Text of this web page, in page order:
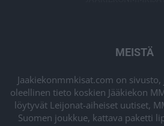
MEISTÄ
Jaakiekonmmkisat.com on
oleellinen tieto koskien Jääkiekon
löytyvät Leijonat-aiheiset uutiset,
Suomen joukkue, kattava paketti